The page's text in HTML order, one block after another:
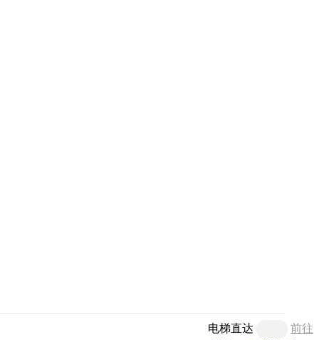
电梯直达
前往